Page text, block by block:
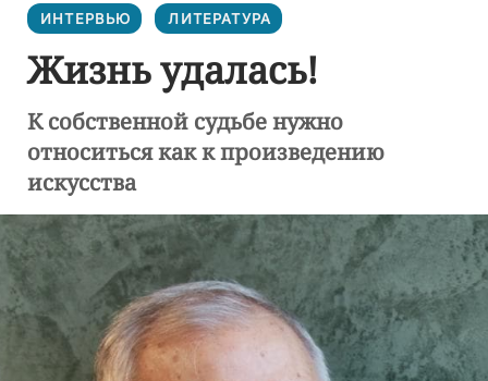
ИНТЕРВЬЮ ЛИТЕРАТУРА
Жизнь удалась!
К собственной судьбе нужно
относиться как к произведению
искусства